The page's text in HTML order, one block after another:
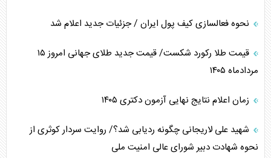
نحوه فعالسازی کیف پول ایران / جزئیات جدید اعلام شد
قیمت طلا رکورد شکست/ قیمت جدید طلای جهانی امروز ۱۵
مردادماه ۱۴۰۵
زمان اعلام نتایج نهایی آزمون دکتری ۱۴۰۵
شهید علی لاریجانی چگونه ردیابی شد؟/ روایت سردار کوثری از
نحوه شهادت دبیر شورای عالی امنیت ملی